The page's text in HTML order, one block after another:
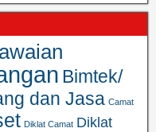
Bimtek/
dan Jasa Camat
Diklat Camat Diklat